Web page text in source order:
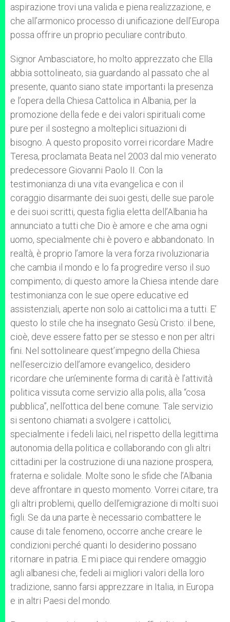
aspirazione trovi una valida e piena realizzazione, e
che all’armonico processo di unificazione dell’Europa
possa offrire un proprio peculiare contributo.
Signor Ambasciatore, ho molto apprezzato che Ella
abbia sottolineato, sia guardando al passato che al
presente, quanto siano state importanti la presenza
e l’opera della Chiesa Cattolica in Albania, per la
promozione della fede e dei valori spirituali come
pure per il sostegno a molteplici situazioni di
bisogno. A questo proposito vorrei ricordare Madre
Teresa, proclamata Beata nel 2003 dal mio venerato
predecessore Giovanni Paolo II. Con la
testimonianza di una vita evangelica e con il
coraggio disarmante dei suoi gesti, delle sue parole
e dei suoi scritti, questa figlia eletta dell’Albania ha
annunciato a tutti che Dio è amore e che ama ogni
uomo, specialmente chi è povero e abbandonato. In
realtà, è proprio l’amore la vera forza rivoluzionaria
che cambia il mondo e lo fa progredire verso il suo
compimento; di questo amore la Chiesa intende dare
testimonianza con le sue opere educative ed
assistenziali, aperte non solo ai cattolici ma a tutti. E’
questo lo stile che ha insegnato Gesù Cristo: il bene,
cioè, deve essere fatto per se stesso e non per altri
fini. Nel sottolineare quest’impegno della Chiesa
nell’esercizio dell’amore evangelico, desidero
ricordare che un’eminente forma di carità è l’attività
politica vissuta come servizio alla polis, alla “cosa
pubblica”, nell’ottica del bene comune. Tale servizio
si sentono chiamati a svolgere i cattolici,
specialmente i fedeli laici, nel rispetto della legittima
autonomia della politica e collaborando con gli altri
cittadini per la costruzione di una nazione prospera,
fraterna e solidale. Molte sono le sfide che l’Albania
deve affrontare in questo momento. Vorrei citare, tra
gli altri problemi, quello dell’emigrazione di molti suoi
figli. Se da una parte è necessario combattere le
cause di tale fenomeno, occorre anche creare le
condizioni perché quanti lo desiderino possano
ritornare in patria. E mi piace qui rendere omaggio
agli albanesi che, fedeli ai migliori valori della loro
tradizione, sanno farsi apprezzare in Italia, in Europa
e in altri Paesi del mondo.